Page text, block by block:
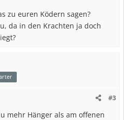
zu euren Ködern sagen?
da in den Krachten ja doch
#3
mehr Hänger als am offenen